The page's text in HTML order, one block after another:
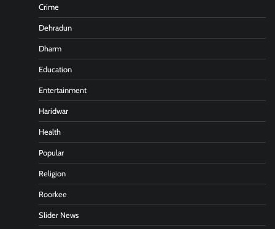
Crime
Dehradun
Dharm
Education
Entertainment
Haridwar
Health
Popular
Religion
Roorkee
Slider News